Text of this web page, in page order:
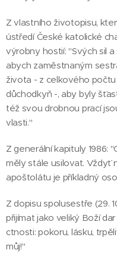
Z vlastního životopisu,
ústředí České katolické
výrobny hostií: "Svých sil
abych zaměstnaným
života - z celkového počtu
důchodkyň -, aby byly
též svou drobnou prací
vlasti."
Z generální kapituly 1986:
měly stále usilovat. Vždyť
apoštolátu je příkladný
Z dopisu spolusestře (29.
přijímat jako veliký Boží
ctnosti: pokoru, lásku,
můj!"